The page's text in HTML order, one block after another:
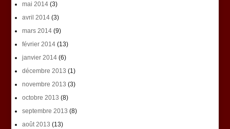
mai 2014(3)
avril 2014(3)
mars 2014(9)
février 2014(13)
janvier 2014(6)
décembre 2013 (1)
novembre 2013 (3)
octobre 2013 (8)
septembre 2013 (8)
août 2013 (13)